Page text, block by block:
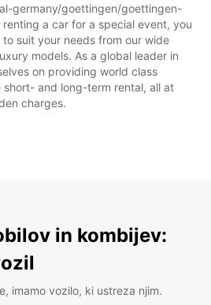
germany/goettingen/goettingen-
a car for a special event, you
suit your needs from our wide
models. As a global leader in
on providing world class
and long-term rental, all at
charges.
in kombijev:
imamo vozilo, ki ustreza njim.